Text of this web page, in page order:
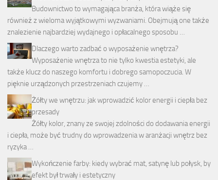
Budownictwo to wymagająca branża, która wiąże się
również z wieloma wyjątkowymi wyzwaniami. Obejmują one także
znalezienie najbardziej wydajnego i opłacalnego sposobu …
Dlaczego warto zadbać o wyposażenie wnętrza?
Wyposażenie wnętrza to nie tylko kwestia estetyki, ale
także klucz do naszego komfortu i dobrego samopoczucia. W
pięknie urządzonych przestrzeniach czujemy …
Żółty we wnętrzu: jak wprowadzić kolor energii i ciepła bez
przesady
Żółty kolor, znany ze swojej zdolności do dodawania energii
i ciepła, może być trudny do wprowadzenia w aranżacji wnętrz bez
ryzyka …
Wykończenie farby: kiedy wybrać mat, satynę lub połysk, by
efekt był trwały i estetyczny